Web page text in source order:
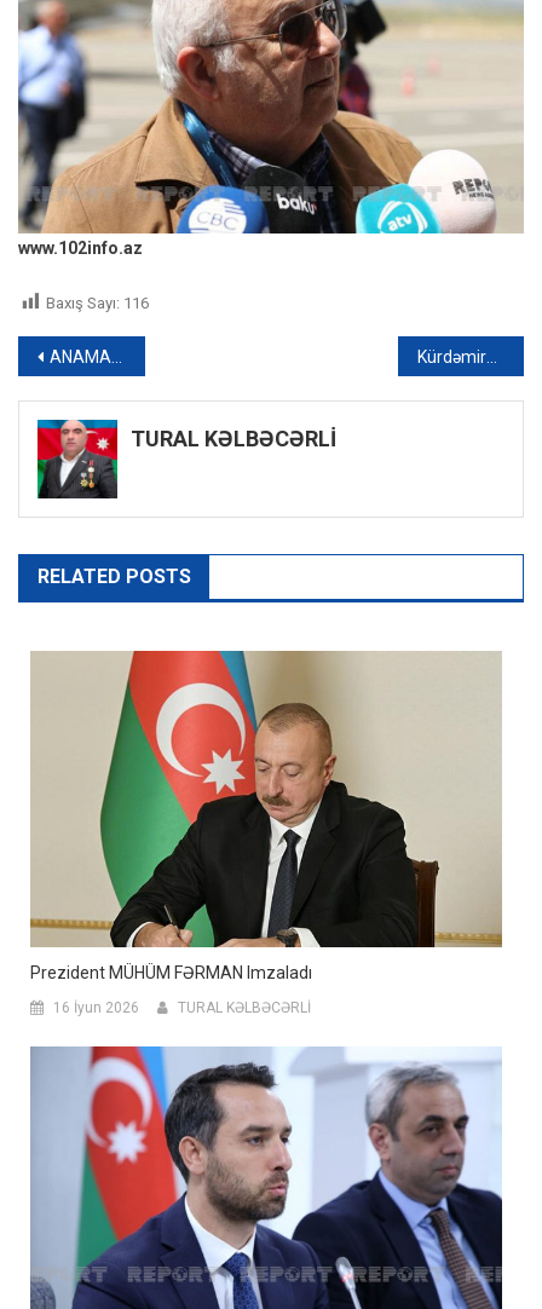
www.102info.az
Baxış Sayı: 116
Yazı
naviqasiyası
ANAMA-nın əməkdaşı Cəbrayılda minaya düşüb Kürdəmirdə minik avtomobili “Azpetrol”-un maşınına çırpılıb, ölənlər var – FOTO
TURAL KƏLBƏCƏRLİ
RELATED POSTS
Prezident MÜHÜM FƏRMAN Imzaladı
16 İyun 2026 TURAL KƏLBƏCƏRLİ